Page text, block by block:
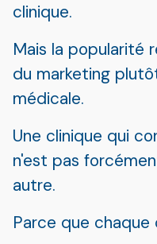
clinique.
Mais la popularité
du marketing
médicale.
Une clinique qui
n'est pas
autre.
Parce que